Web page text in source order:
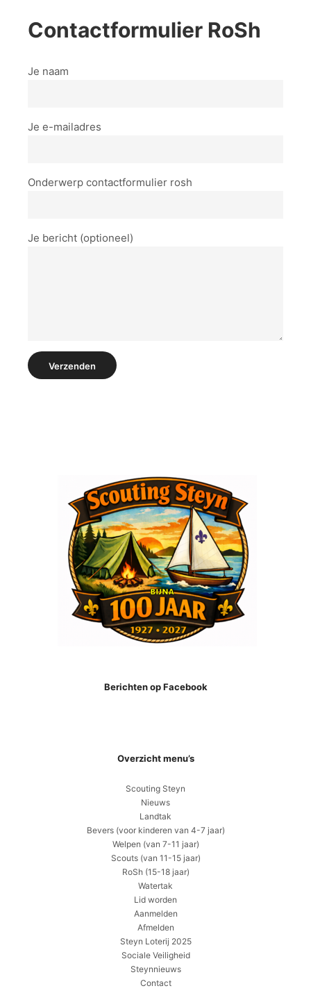
Contactformulier RoSh
Je naam
Je e-mailadres
Onderwerp contactformulier rosh
Je bericht (optioneel)
Berichten op Facebook
Overzicht menu’s
Scouting Steyn
Nieuws
Landtak
Bevers (voor kinderen van 4-7 jaar)
Welpen (van 7-11 jaar)
Scouts (van 11-15 jaar)
RoSh (15-18 jaar)
Watertak
Lid worden
Aanmelden
Afmelden
Steyn Loterij 2025
Sociale Veiligheid
Steynnieuws
Contact